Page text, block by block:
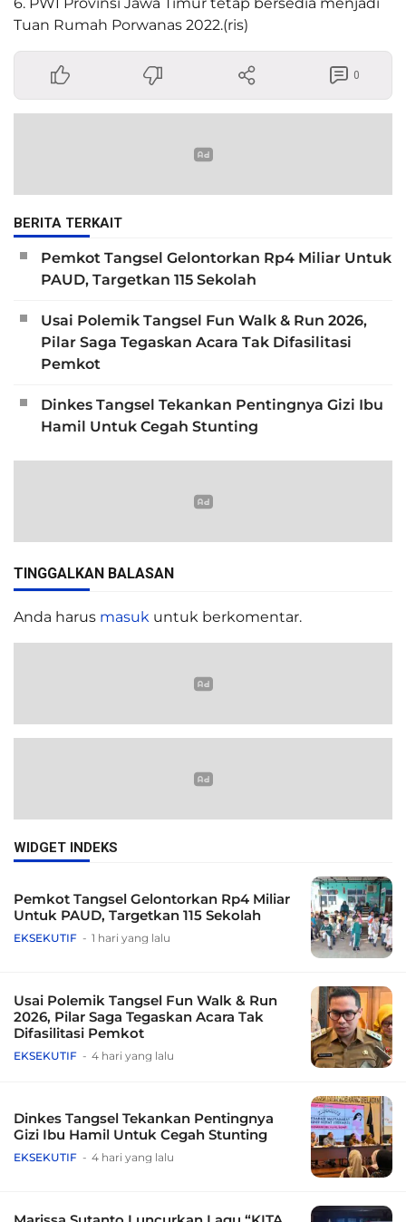
Tuan Rumah Porwanas 2022.(ris)
0
BERITA TERKAIT
Pemkot Tangsel Gelontorkan Rp4 Miliar Untuk
PAUD, Targetkan 115 Sekolah
Usai Polemik Tangsel Fun Walk & Run 2026,
Pilar Saga Tegaskan Acara Tak Difasilitasi
Pemkot
Dinkes Tangsel Tekankan Pentingnya Gizi Ibu
Hamil Untuk Cegah Stunting
TINGGALKAN BALASAN
Anda harus masuk untuk berkomentar.
WIDGET INDEKS
Pemkot Tangsel Gelontorkan Rp4 Miliar
Untuk PAUD, Targetkan 115 Sekolah
EKSEKUTIF 1 hari yang lalu
Usai Polemik Tangsel Fun Walk & Run
2026, Pilar Saga Tegaskan Acara Tak
Difasilitasi Pemkot
EKSEKUTIF 4 hari yang lalu
Dinkes Tangsel Tekankan Pentingnya
Gizi Ibu Hamil Untuk Cegah Stunting
EKSEKUTIF 4 hari yang lalu